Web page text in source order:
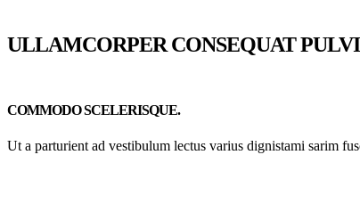
ULLAMCORPER CONSEQUAT
COMMODO SCELERISQUE.
Ut a parturient ad vestibulum lectus varius dignistami sarim